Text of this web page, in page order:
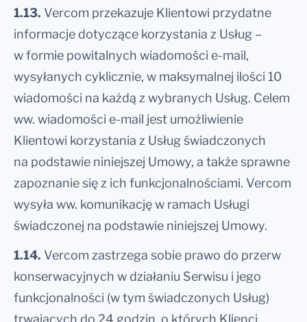
1.13. Vercom przekazuje Klientowi przydatne
informacje dotyczące korzystania z Usług –
w formie powitalnych wiadomości e-mail,
wysyłanych cyklicznie, w maksymalnej ilości 10
wiadomości na każdą z wybranych Usług. Celem
ww. wiadomości e-mail jest umożliwienie
Klientowi korzystania z Usług świadczonych
na podstawie niniejszej Umowy, a także sprawne
zapoznanie się z ich funkcjonalnościami. Vercom
wysyła ww. komunikację w ramach Usługi
świadczonej na podstawie niniejszej Umowy.
1.14. Vercom zastrzega sobie prawo do przerw
konserwacyjnych w działaniu Serwisu i jego
funkcjonalności (w tym świadczonych Usług)
trwających do 24 godzin, o których Klienci